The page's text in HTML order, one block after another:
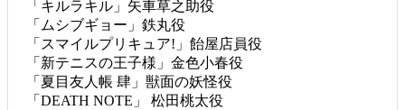
「キルラキル」矢車草之助役
「ムシブギョー」鉄丸役
「スマイルプリキュア!」飴屋店員役
「新テニスの王子様」金色小春役
「夏目友人帳 肆」獣面の妖怪役
「DEATH NOTE」 松田桃太役